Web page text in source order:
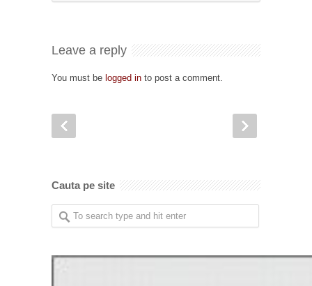
Leave a reply
You must be logged in to post a comment.
Cauta pe site